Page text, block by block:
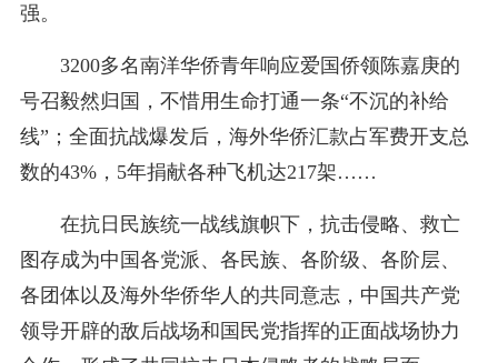
强。
3200多名南洋华侨青年响应爱国侨领陈嘉庚的
号召毅然归国，不惜用生命打通一条“不沉的补给
线”；全面抗战爆发后，海外华侨汇款占军费开支总
数的43%，5年捐献各种飞机达217架……
在抗日民族统一战线旗帜下，抗击侵略、救亡
图存成为中国各党派、各民族、各阶级、各阶层、
各团体以及海外华侨华人的共同意志，中国共产党
领导开辟的敌后战场和国民党指挥的正面战场协力